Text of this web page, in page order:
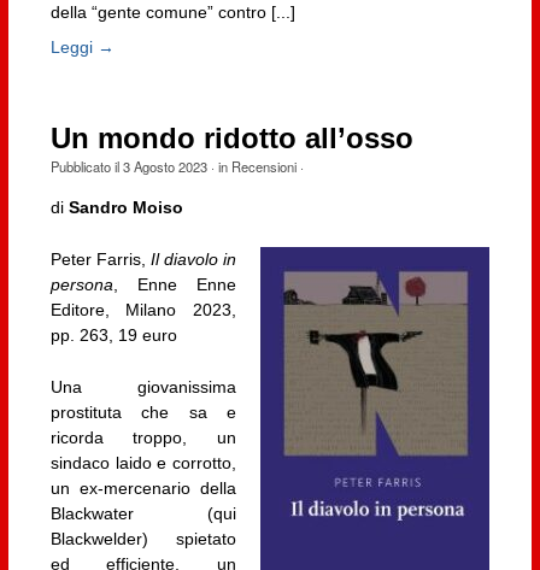
della “gente comune” contro [...]
Leggi →
Un mondo ridotto all’osso
Pubblicato il3 Agosto 2023· in Recensioni·
di Sandro Moiso
Peter Farris, Il diavolo in
persona , Enne Enne
Editore, Milano 2023,
pp. 263, 19 euro
Una giovanissima
prostituta che sa e
ricorda troppo, un
sindaco laido e corrotto,
un ex-mercenario della
Blackwater (qui
Blackwelder) spietato
ed efficiente, un